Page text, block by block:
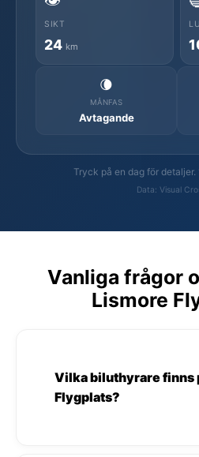
SIKT
24 km
🌘
MÅNFAS
Avtagande
Tryck på en dag för detaljer.
Data: Visual
Vanliga frågor
Lismore
Vilka biluthyrare finns
Flygplats?